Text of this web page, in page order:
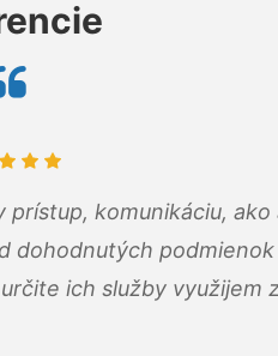
komunikáciu,
dohodnutých
ich služby využijem